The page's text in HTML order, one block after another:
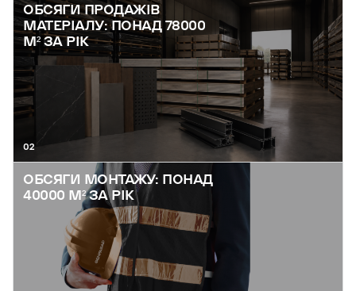
ОБСЯГИ ПРОДАЖІВ
МАТЕРІАЛУ: ПОНАД 78000
М² ЗА РІК
02
ОБСЯГИ МОНТАЖУ: ПОНАД
40000 М² ЗА РІК